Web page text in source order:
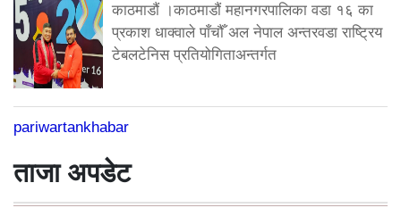
काठमाडौं ।काठमाडौं महानगरपालिका वडा १६ का
प्रकाश धाक्वाले पाँचौँ अल नेपाल अन्तरवडा राष्ट्रिय
टेबलटेनिस प्रतियोगिताअन्तर्गत
pariwartankhabar
ताजा अपडेट